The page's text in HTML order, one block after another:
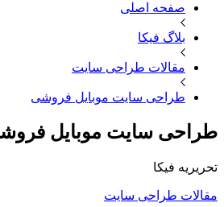
صفحه اصلی
بلاگ فیکا
مقالات طراحی سایت
طراحی سایت موبایل فروشی
طراحی سایت موبایل
تحریریه فیکا
مقالات طراحی سایت